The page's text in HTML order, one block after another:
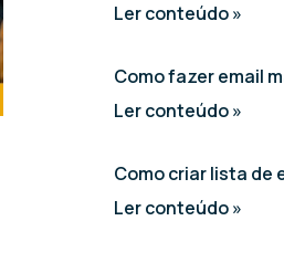
Ler conteúdo »
Como fazer email
Ler conteúdo »
Como criar lista de
Ler conteúdo »